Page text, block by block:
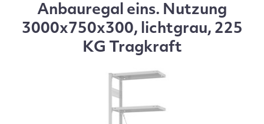
Anbauregal eins. Nutzung
3000x750x300, lichtgrau, 225
KG Tragkraft